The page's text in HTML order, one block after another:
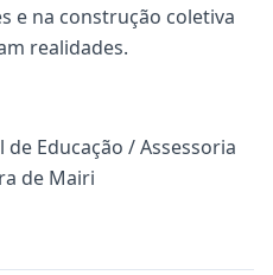
e na construção coletiva
realidades.
Educação / Assessoria
de Mairi